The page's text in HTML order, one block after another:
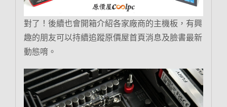
對了！後續也會開箱介紹各家廠商的主機板，有興
趣的朋友可以持續追蹤原價屋首頁消息及臉書最新
動態唷。